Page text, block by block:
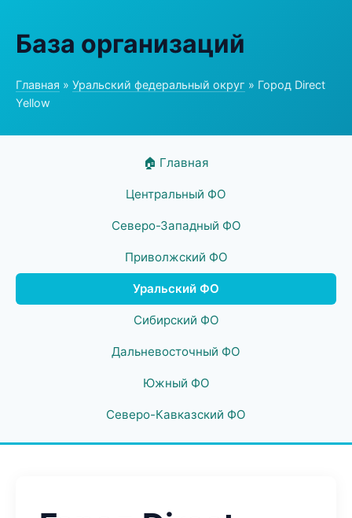
База организаций
Главная » Уральский федеральный округ » Город Direct
Yellow
🏠 Главная
Центральный ФО
Северо-Западный ФО
Приволжский ФО
Уральский ФО
Сибирский ФО
Дальневосточный ФО
Южный ФО
Северо-Кавказский ФО